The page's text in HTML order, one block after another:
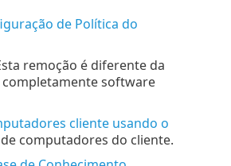
de Política do
remoção é diferente da
software
cliente usando o
computadores do cliente.